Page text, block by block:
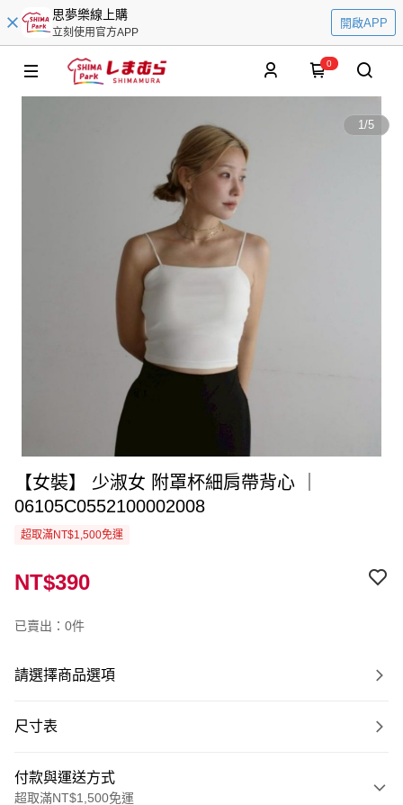
思夢樂線上購
立刻使用官方APP
開啟APP
0
1/5
【女裝】 少淑女 附罩杯細肩帶背心 ｜
06105C0552100002008
超取滿NT$1,500免運
NT$390
已賣出：0件
請選擇商品選項
尺寸表
付款與運送方式
超取滿NT$1,500免運